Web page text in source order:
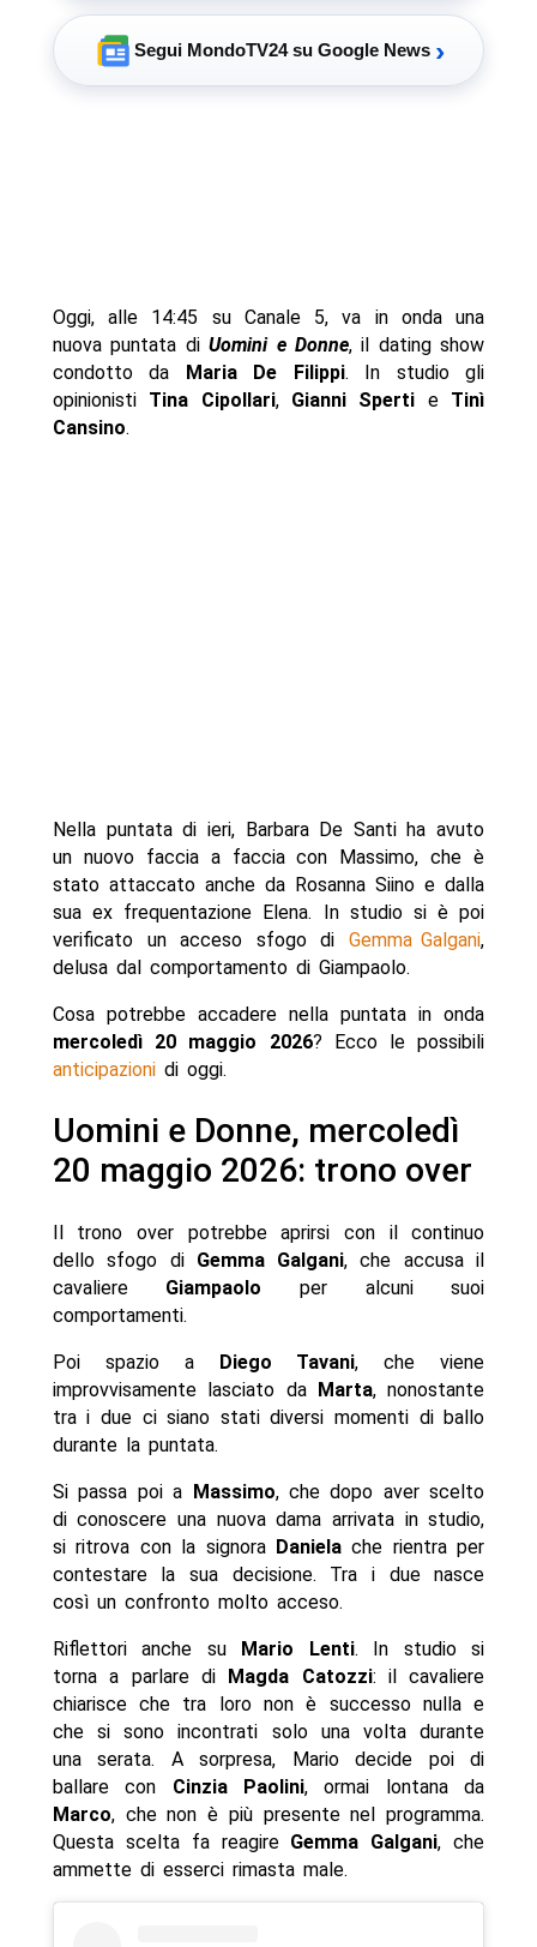
Segui MondoTV24 su Google News ›
Oggi, alle 14:45 su Canale 5, va in onda una
nuova puntata diUomini e Donne, il dating show
condotto da Maria De Filippi. In studio gli
opinionisti Tina Cipollari, Gianni Sperti e Tinì
Cansino.
Nella puntata di ieri, Barbara De Santi ha avuto
un nuovo faccia a faccia con Massimo, che è
stato attaccato anche da Rosanna Siino e dalla
sua ex frequentazione Elena. In studio si è poi
verificato un acceso sfogo diGemma Galgani,
delusa dal comportamento di Giampaolo.
Cosa potrebbe accadere nella puntata in onda
mercoledì 20 maggio 2026? Ecco le possibili
anticipazionidi oggi.
Uomini e Donne, mercoledì
20 maggio 2026: trono over
Il trono over potrebbe aprirsi con il continuo
dello sfogo di Gemma Galgani, che accusa il
cavaliere Giampaolo per alcuni suoi
comportamenti.
Poi spazio a Diego Tavani, che viene
improvvisamente lasciato da Marta, nonostante
tra i due ci siano stati diversi momenti di ballo
durante la puntata.
Si passa poi a Massimo, che dopo aver scelto
di conoscere una nuova dama arrivata in studio,
si ritrova con la signora Danielache rientra per
contestare la sua decisione. Tra i due nasce
così un confronto molto acceso.
Riflettori anche su Mario Lenti. In studio si
torna a parlare di Magda Catozzi: il cavaliere
chiarisce che tra loro non è successo nulla e
che si sono incontrati solo una volta durante
una serata. A sorpresa, Mario decide poi di
ballare con Cinzia Paolini, ormai lontana da
Marco, che non è più presente nel programma.
Questa scelta fa reagire Gemma Galgani, che
ammette di esserci rimasta male.